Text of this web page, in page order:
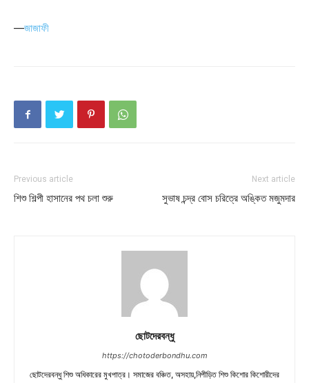
—জাজাফী
Previous article
শিশু শিল্পী হাসানের পথ চলা শুরু
Next article
সুভাষ চন্দ্র বোস চরিত্রে অঙ্কিত মজুমদার
ছোটদেরবন্ধু
https://chotoderbondhu.com
ছোটদেরবন্ধু শিশু অধিকারের মুখপাত্র। সমাজের বঞ্চিত, অসহায়,নিপীড়িত শিশু কিশোর কিশোরীদের